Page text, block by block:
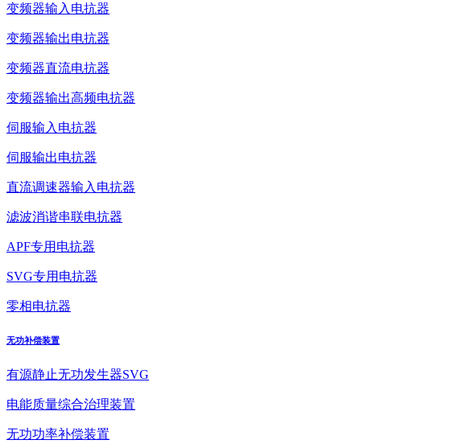
变频器输入电抗器
变频器输出电抗器
变频器直流电抗器
变频器输出高频电抗器
伺服输入电抗器
伺服输出电抗器
直流调速器输入电抗器
滤波消谐串联电抗器
APF专用电抗器
SVG专用电抗器
零相电抗器
无功补偿装置
有源静止无功发生器SVG
电能质量综合治理装置
无功功率补偿装置